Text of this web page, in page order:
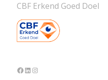
CBF Erkend Goed Doel
Facebook
LinkedIn
Instagram